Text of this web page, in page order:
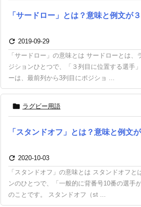
「サードロー」とは？意味と例文が
 2019-09-29
「サードロー」の意味とは サードローとは、
ジションひとつで、「３列目に位置する選手
ーは、最前列から3列目にポジショ ...
 ラグビー用語
「スタンドオフ」とは？意味と例文
 2020-10-03
「スタンドオフ」の意味とは スタンドオフと
ンのひとつで、「一般的に背番号10番の選手
のことです。 スタンドオフ（st ...